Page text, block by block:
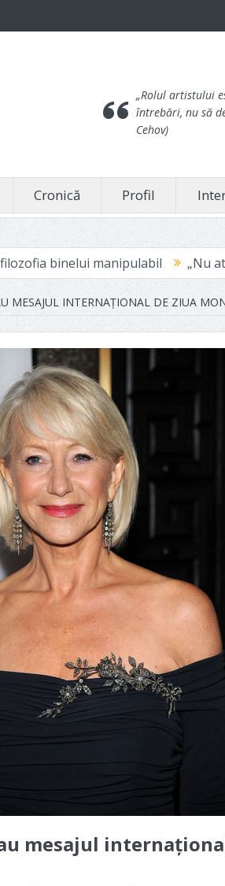
„Rolul artistului
întrebări, nu să
Cehov)
Cronică Profil
„Nu atingi niciodată
MESAJUL INTERNAȚIONAL DE ZIUA
mesajul